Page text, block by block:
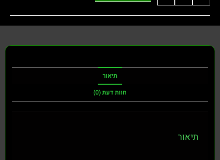
תיאור
חוות דעת (0)
תיאור